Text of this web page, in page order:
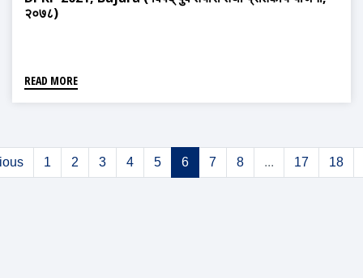
२०७८)
READ MORE
1 2 3 4 5 6 7 8 ... 17 18